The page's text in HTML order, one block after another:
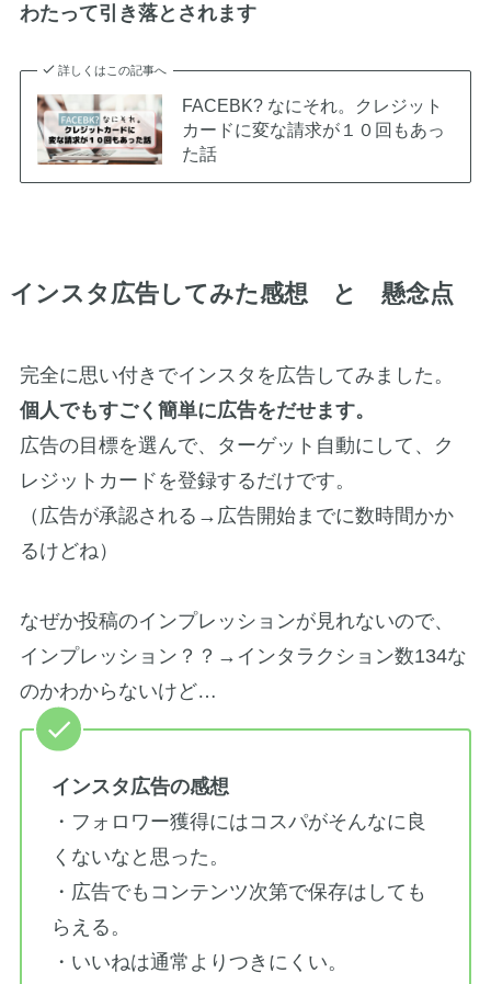
わたって引き落とされます
詳しくはこの記事へ
FACEBK? なにそれ。クレジット
カードに変な請求が１０回もあっ
た話
インスタ広告してみた感想 と 懸念点
完全に思い付きでインスタを広告してみました。
個人でもすごく簡単に広告をだせます。
広告の目標を選んで、ターゲット自動にして、ク
レジットカードを登録するだけです。
（広告が承認される→広告開始までに数時間かか
るけどね）
なぜか投稿のインプレッションが見れないので、
インプレッション？？→インタラクション数134な
のかわからないけど…
インスタ広告の感想
・フォロワー獲得にはコスパがそんなに良
くないなと思った。
・広告でもコンテンツ次第で保存はしても
らえる。
・いいねは通常よりつきにくい。